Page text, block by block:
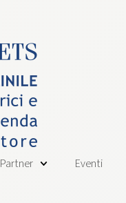
Partner Eventi